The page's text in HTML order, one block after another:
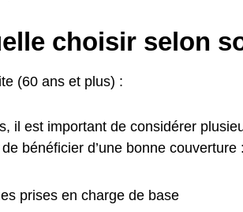
choisir selon
(60 ans et plus) :
il est important de considérer
bénéficier d’une bonne couverture
prises en charge de base